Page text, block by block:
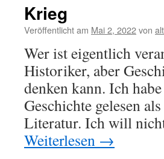
Krieg
Veröffentlicht am Mai 2, 2022von
Wer ist eigentlich
Historiker, aber
denken kann. Ich
Geschichte gelesen
Literatur. Ich will
Weiterlesen →